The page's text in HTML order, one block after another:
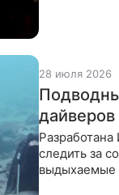
28 июля 2026
дайверов
следить за
выдыхаемые